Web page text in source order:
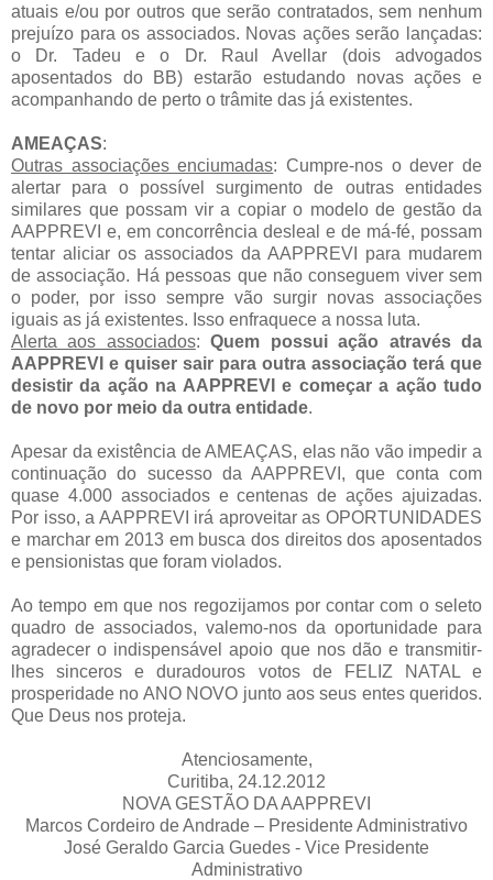
atuais e/ou por outros que serão contratados, sem nenhum
prejuízo para os associados. Novas ações serão lançadas:
o Dr. Tadeu e o Dr. Raul Avellar (dois advogados
aposentados do BB) estarão estudando novas ações e
acompanhando de perto o trâmite das já existentes.
AMEAÇAS:
Outras associações enciumadas: Cumpre-nos o dever de
alertar para o possível surgimento de outras entidades
similares que possam vir a copiar o modelo de gestão da
AAPPREVI e, em concorrência desleal e de má-fé, possam
tentar aliciar os associados da AAPPREVI para mudarem
de associação. Há pessoas que não conseguem viver sem
o poder, por isso sempre vão surgir novas associações
iguais as já existentes. Isso enfraquece a nossa luta.
Alerta aos associados:Quem possui ação através da
AAPPREVI e quiser sair para outra associação terá que
desistir da ação na AAPPREVI e começar a ação tudo
de novo por meio da outra entidade.
Apesar da existência de AMEAÇAS, elas não vão impedir a
continuação do sucesso da AAPPREVI, que conta com
quase 4.000 associados e centenas de ações ajuizadas.
Por isso, a AAPPREVI irá aproveitar as OPORTUNIDADES
e marchar em 2013 em busca dos direitos dos aposentados
e pensionistas que foram violados.
Ao tempo em que nos regozijamos por contar com o seleto
quadro de associados, valemo-nos da oportunidade para
agradecer o indispensável apoio que nos dão e transmitir-
lhes sinceros e duradouros votos de FELIZ NATAL e
prosperidade no ANO NOVO junto aos seus entes queridos.
Que Deus nos proteja.
Atenciosamente,
Curitiba, 24.12.2012
NOVA GESTÃO DA AAPPREVI
Marcos Cordeiro de Andrade – Presidente Administrativo
José Geraldo Garcia Guedes - Vice Presidente
Administrativo